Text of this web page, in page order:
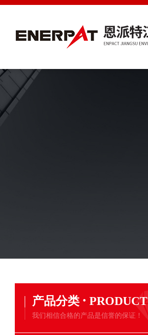
产品分类 · PRODUCT
我们相信合格的产品是信誉的保证！